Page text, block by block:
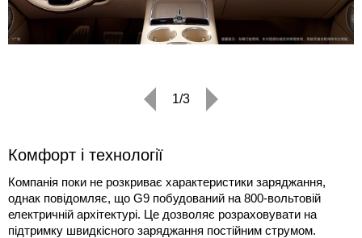
1/3
Комфорт і технології
Компанія поки не розкриває характеристики заряджання,
однак повідомляє, що G9 побудований на 800-вольтовій
електричній архітектурі. Це дозволяє розраховувати на
підтримку швидкісного заряджання постійним струмом.